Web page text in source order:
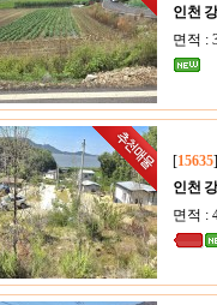
인천
면적 :
[15635
인천
면적 :